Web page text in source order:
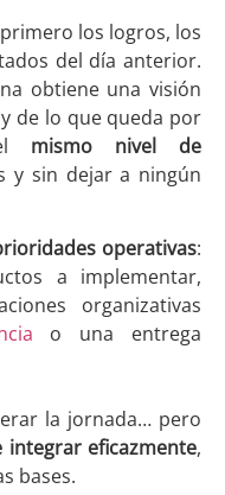
los logros, los
del día anterior.
obtiene una visión
de lo que queda por
mismo nivel de
y sin dejar a ningún
operativas:
a implementar,
organizativas
o una entrega
la jornada… pero
integrar eficazmente,
bases.